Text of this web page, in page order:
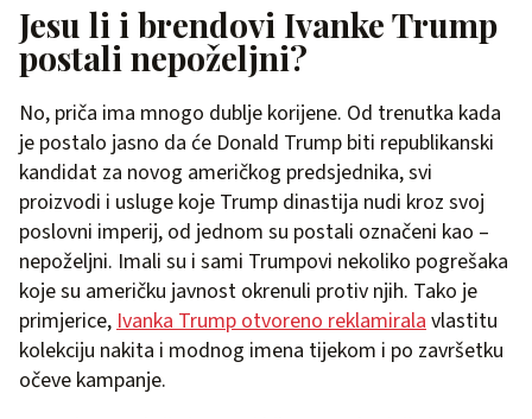
Jesu li i brendovi Ivanke Trump
postali nepoželjni?
No, priča ima mnogo dublje korijene. Od trenutka kada
je postalo jasno da će Donald Trump biti republikanski
kandidat za novog američkog predsjednika, svi
proizvodi i usluge koje Trump dinastija nudi kroz svoj
poslovni imperij, od jednom su postali označeni kao –
nepoželjni. Imali su i sami Trumpovi nekoliko pogrešaka
koje su američku javnost okrenuli protiv njih. Tako je
primjerice, Ivanka Trump otvoreno reklamirala vlastitu
kolekciju nakita i modnog imena tijekom i po završetku
očeve kampanje.